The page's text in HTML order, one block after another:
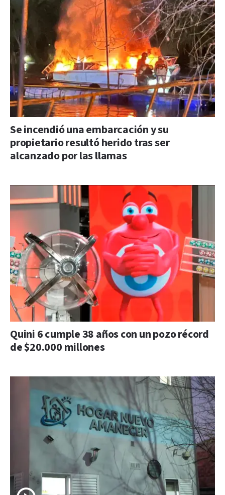
Se incendió una embarcación y su
propietario resultó herido tras ser
alcanzado por las llamas
Quini 6 cumple 38 años con un pozo récord
de $20.000 millones